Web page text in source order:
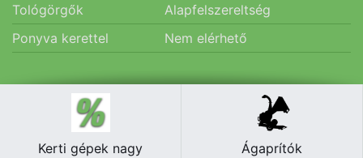
Tológörgők
Alapfelszereltség
Ponyva kerettel
Nem elérhető
Kerti gépek nagy
Ágaprítók